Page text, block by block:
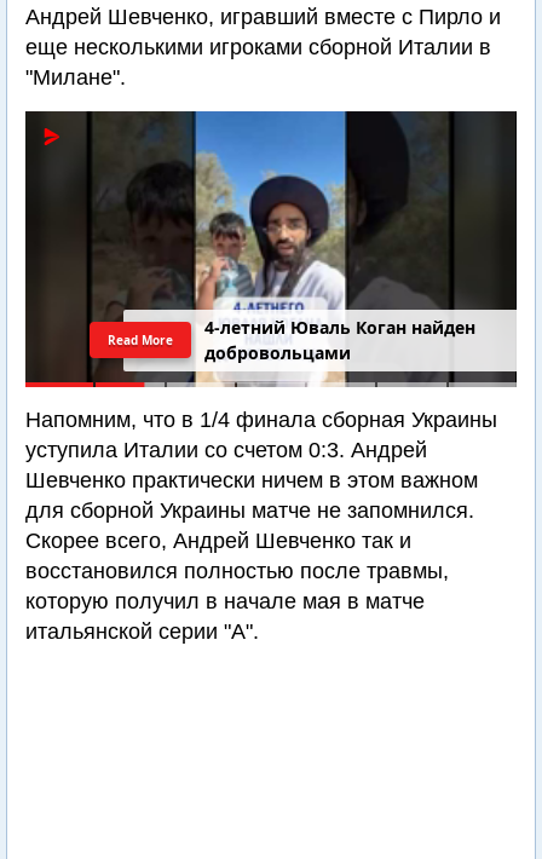
Андрей Шевченко, игравший вместе с Пирло и
еще несколькими игроками сборной Италии в
"Милане".
4-летний Юваль Коган найден
добровольцами
Read More
Напомним, что в 1/4 финала сборная Украины
уступила Италии со счетом 0:3. Андрей
Шевченко практически ничем в этом важном
для сборной Украины матче не запомнился.
Скорее всего, Андрей Шевченко так и
восстановился полностью после травмы,
которую получил в начале мая в матче
итальянской серии "А".